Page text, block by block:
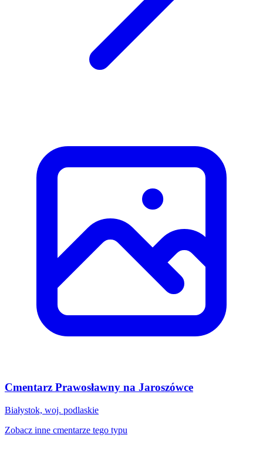
Cmentarz Prawosławny na Jaroszówce
Białystok, woj. podlaskie
Zobacz inne cmentarze tego typu